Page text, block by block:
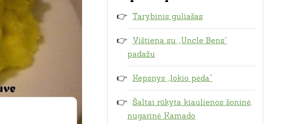
Tarybinis guliašas
Vištiena su „Uncle Bens”
padažu
Kepsnys „lokio pėda“
Šaltai rūkyta kiaulienos šoninė,
nugarinė Kamado